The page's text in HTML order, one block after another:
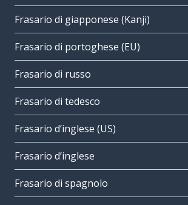
Frasario di giapponese (Kanji)
Frasario di portoghese (EU)
Frasario di russo
Frasario di tedesco
Frasario d’inglese (US)
Frasario d’inglese
Frasario di spagnolo